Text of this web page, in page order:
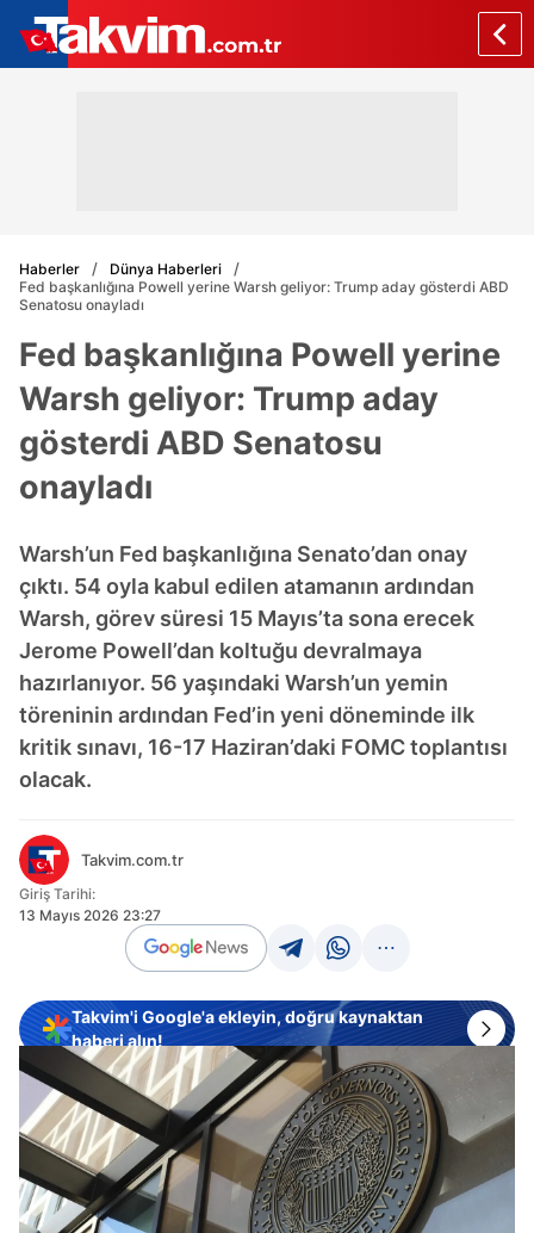
Haberler
Dünya Haberleri
Fed başkanlığına Powell yerine Warsh geliyor: Trump aday gösterdi ABD
Senatosu onayladı
Fed başkanlığına Powell yerine
Warsh geliyor: Trump aday
gösterdi ABD Senatosu
onayladı
Warsh’un Fed başkanlığına Senato’dan onay
çıktı. 54 oyla kabul edilen atamanın ardından
Warsh, görev süresi 15 Mayıs’ta sona erecek
Jerome Powell’dan koltuğu devralmaya
hazırlanıyor. 56 yaşındaki Warsh’un yemin
töreninin ardından Fed’in yeni döneminde ilk
kritik sınavı, 16-17 Haziran’daki FOMC toplantısı
olacak.
Takvim.com.tr
Giriş Tarihi:
13 Mayıs 2026 23:27
Takvim'i Google'a ekleyin, doğru kaynaktan
haberi alın!